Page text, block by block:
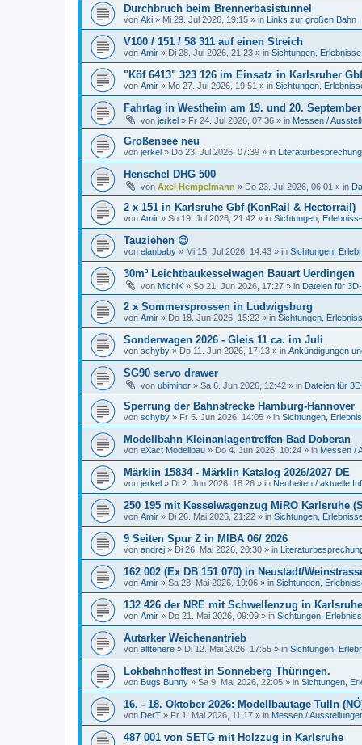
Durchbruch beim Brennerbasistunnel
von Aki » Mi 29. Jul 2026, 19:15 » in Links zur großen Bahn
V100 / 151 / 58 311 auf einen Streich
von Amir » Di 28. Jul 2026, 21:23 » in Sichtungen,
"Köf 6413" 323 126 im Einsatz in Karlsruher Gbf
von Amir » Mo 27. Jul 2026, 19:51 » in Sichtungen,
Fahrtag in Westheim am 19. und 20. September
von jerkel » Fr 24. Jul 2026, 07:36 » in Messen /
Großensee neu
von jerkel » Do 23. Jul 2026, 07:39 » in
Henschel DHG 500
von Axel Hempelmann » Do 23. Jul 2026, 06:01 » in
2 x 151 in Karlsruhe Gbf (KonRail & Hectorrail)
von Amir » So 19. Jul 2026, 21:42 » in Sichtungen,
Tauziehen 😉
von elanbaby » Mi 15. Jul 2026, 14:43 » in Sichtungen,
30m³ Leichtbaukesselwagen Bauart Uerdingen
von MichiK » So 21. Jun 2026, 17:27 » in Dateien für
2 x Sommersprossen in Ludwigsburg
von Amir » Do 18. Jun 2026, 15:22 » in Sichtungen,
Sonderwagen 2026 - Gleis 11 ca. im Juli
von schyby » Do 11. Jun 2026, 17:13 » in Ankündigungen
SG90 servo drawer
von ubiminor » Sa 6. Jun 2026, 12:42 » in Dateien für
Sperrung der Bahnstrecke Hamburg-Hannover
von schyby » Fr 5. Jun 2026, 14:05 » in Sichtungen,
Modellbahn Kleinanlagentreffen Bad Doberan
von eXact Modellbau » Do 4. Jun 2026, 10:24 » in Messen /
Märklin 15834 - Märklin Katalog 2026/2027 DE
von jerkel » Di 2. Jun 2026, 18:26 » in Neuheiten / aktuelle
250 195 mit Kesselwagenzug MiRO Karlsruhe
von Amir » Di 26. Mai 2026, 21:22 » in Sichtungen,
9 Seiten Spur Z in MIBA 06/ 2026
von andrej » Di 26. Mai 2026, 20:30 » in
162 002 (Ex DB 151 070) in Neustadt/
von Amir » Sa 23. Mai 2026, 19:06 » in Sichtungen,
132 426 der NRE mit Schwellenzug in
von Amir » Do 21. Mai 2026, 09:09 » in Sichtungen,
Autarker Weichenantrieb
von alttenere » Di 12. Mai 2026, 17:55 » in Sichtungen,
Lokbahnhoffest in Sonneberg Thüringen.
von Bugs Bunny » Sa 9. Mai 2026, 22:05 » in Sichtungen,
16. - 18. Oktober 2026: Modellbautage Tulln
von DerT » Fr 1. Mai 2026, 11:17 » in Messen /
487 001 von SETG mit Holzzug in Karlsruhe